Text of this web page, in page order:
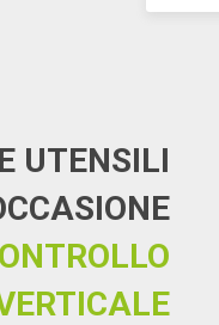
UTENSILI